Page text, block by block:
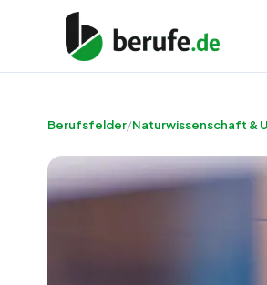
Berufsfelder/Naturwissenschaft &